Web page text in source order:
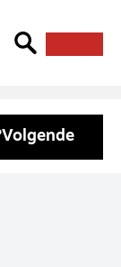
Volgende